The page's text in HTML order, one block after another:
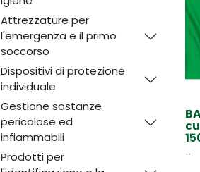
Attrezzature per
l'emergenza e il primo
soccorso
Dispositivi di protezione
individuale
Gestione sostanze
pericolose ed
infiammabili
Prodotti per
-